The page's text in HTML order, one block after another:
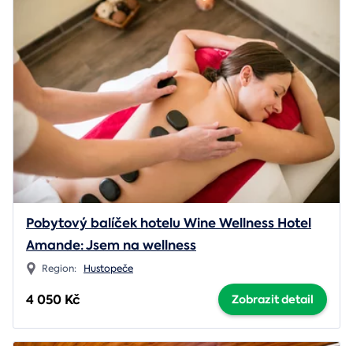
Pobytový balíček hotelu Wine Wellness Hotel
Amande: Jsem na wellness
Region: Hustopeče
4 050 Kč Zobrazit detail